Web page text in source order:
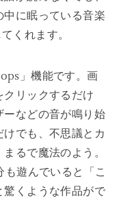
中に眠っている音楽
くれます。
」機能です。画
リックするだけ
ーなどの音が鳴り始
でも、不思議とカ
るで魔法のよう。
遊んでいると「こ
くような作品がで